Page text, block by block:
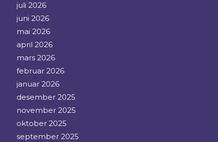
juli 2026
juni 2026
mai 2026
april 2026
mars 2026
februar 2026
januar 2026
desember 2025
november 2025
oktober 2025
september 2025